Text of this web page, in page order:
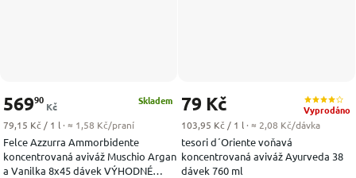
Felce Azzurra Ammorbidente
koncentrovaná aviváž Muschio Argan
a Vanilka 8x45 dávek VÝHODNÉ
Skladem
56990
Kč
Měrná cena:
79,15 Kč / 1 l · ≈ 1,58 Kč/praní
tesori d´Oriente voňavá
koncentrovaná aviváž Ayurveda 38
dávek 760 ml
Vyprodáno
79 Kč
Měrná cena:
103,95 Kč / 1 l · ≈ 2,08 Kč/dávka